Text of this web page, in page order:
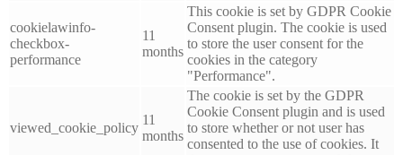
cookielawinfo-
checkbox-
performance
11
months
This cookie is set by GDPR Cookie
Consent plugin. The cookie is used
to store the user consent for the
cookies in the category
"Performance".
viewed_cookie_policy
11
months
The cookie is set by the GDPR
Cookie Consent plugin and is used
to store whether or not user has
consented to the use of cookies. It